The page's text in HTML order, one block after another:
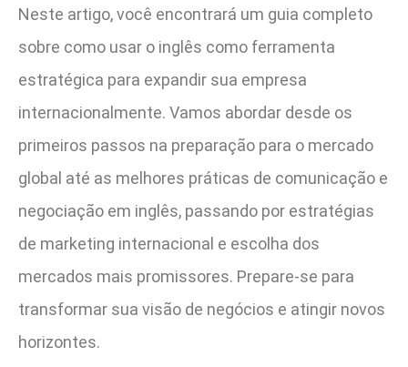
Neste artigo, você encontrará um guia completo
sobre como usar o inglês como ferramenta
estratégica para expandir sua empresa
internacionalmente. Vamos abordar desde os
primeiros passos na preparação para o mercado
global até as melhores práticas de comunicação e
negociação em inglês, passando por estratégias
de marketing internacional e escolha dos
mercados mais promissores. Prepare-se para
transformar sua visão de negócios e atingir novos
horizontes.